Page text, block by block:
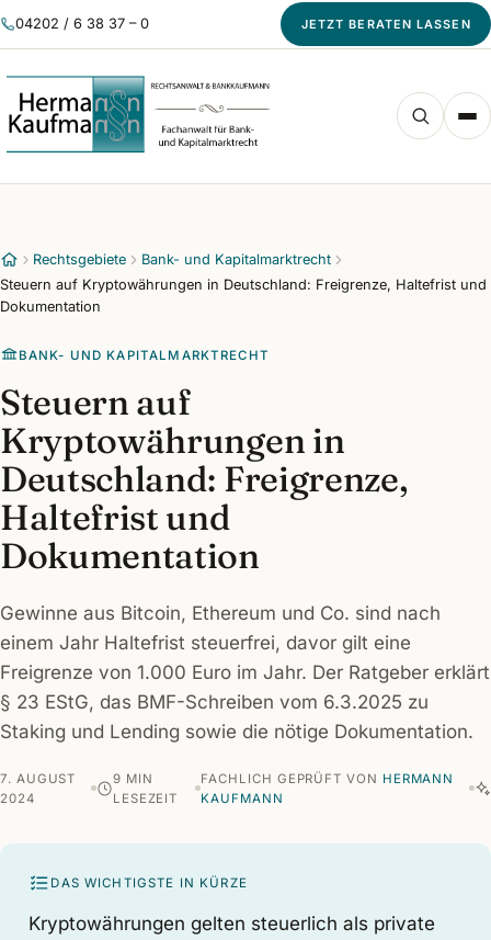
04202 / 6 38 37 – 0 JETZT BERATEN LASSEN
Rechtsgebiete
Bank- und Kapitalmarktrecht
Steuern auf Kryptowährungen in Deutschland: Freigrenze, Haltefrist und
Dokumentation
BANK- UND KAPITALMARKTRECHT
Steuern auf
Kryptowährungen in
Deutschland: Freigrenze,
Haltefrist und
Dokumentation
Gewinne aus Bitcoin, Ethereum und Co. sind nach
einem Jahr Haltefrist steuerfrei, davor gilt eine
Freigrenze von 1.000 Euro im Jahr. Der Ratgeber erklärt
§ 23 EStG, das BMF-Schreiben vom 6.3.2025 zu
Staking und Lending sowie die nötige Dokumentation.
7. AUGUST
2024
9 MIN
LESEZEIT
FACHLICH GEPRÜFT VON HERMANN
KAUFMANN
DAS WICHTIGSTE IN KÜRZE
Kryptowährungen gelten steuerlich als private